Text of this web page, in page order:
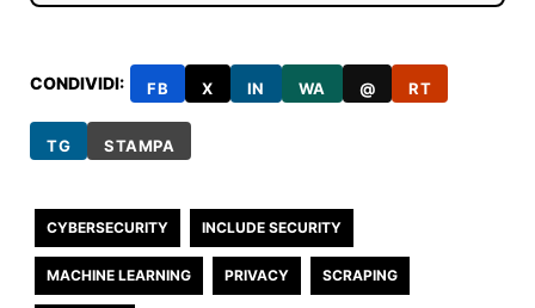
CONDIVIDI: FB X IN WA @ RT
TG STAMPA
CYBERSECURITY INCLUDE SECURITY
MACHINE LEARNING PRIVACY SCRAPING